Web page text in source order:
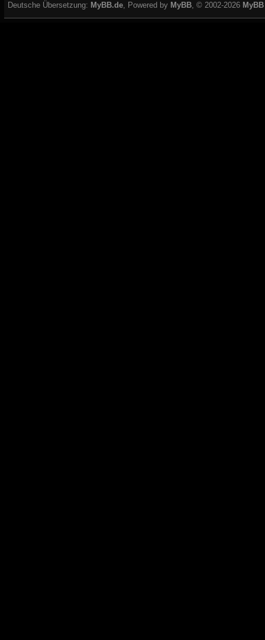
Deutsche Übersetzung: MyBB.de , Powered by MyBB , © 2002-2026